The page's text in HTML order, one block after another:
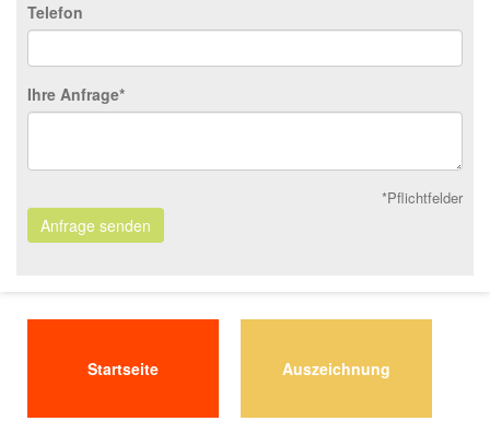
Telefon
Ihre Anfrage*
*Pflichtfelder
Anfrage senden
Startseite Auszeichnung